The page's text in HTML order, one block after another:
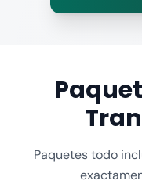
Paquetes todo